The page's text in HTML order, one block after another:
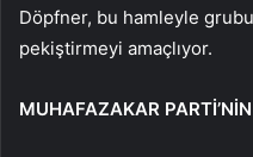
Döpfner, bu hamleyle
pekiştirmeyi amaçlıyor.
MUHAFAZAKAR